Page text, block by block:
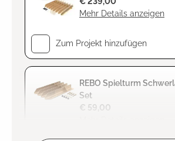
Mehr Details anzeigen
Zum Projekt hinzufügen
REBO Spielturm
Set
€ 59,00